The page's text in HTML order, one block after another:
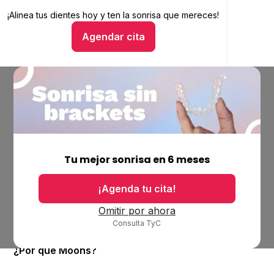
¡Alinea tus dientes hoy yten la sonrisa que mereces!
Agendar cita
Alinea tus dientes hoy y ten la sonrisa que mereces
Hablar con un asesor
Tu mejor sonrisa en 6 meses
¡Agenda tu cita!
Omitir por ahora
Consulta TyC
Ubicaciones
Bolsa de trabajo
¿Por qué Moons?